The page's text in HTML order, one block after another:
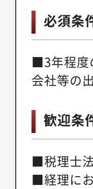
必須条
■3年程度
会社等の
歓迎条
■税理士
■経理に